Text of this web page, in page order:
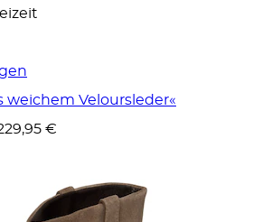
weichem Veloursleder«
€